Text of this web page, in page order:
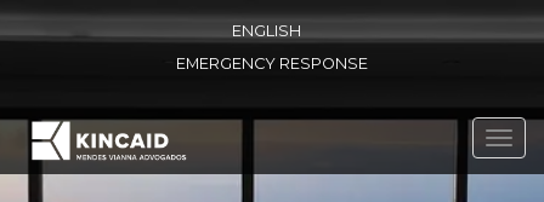
ENGLISH
EMERGENCY RESPONSE